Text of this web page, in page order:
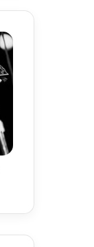
آ
س
ت
ی
ل
ا